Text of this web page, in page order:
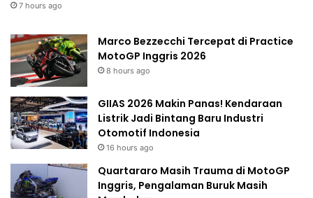
7 hours ago
Marco Bezzecchi Tercepat di Practice
MotoGP Inggris 2026
8 hours ago
GIIAS 2026 Makin Panas! Kendaraan
Listrik Jadi Bintang Baru Industri
Otomotif Indonesia
16 hours ago
Quartararo Masih Trauma di MotoGP
Inggris, Pengalaman Buruk Masih